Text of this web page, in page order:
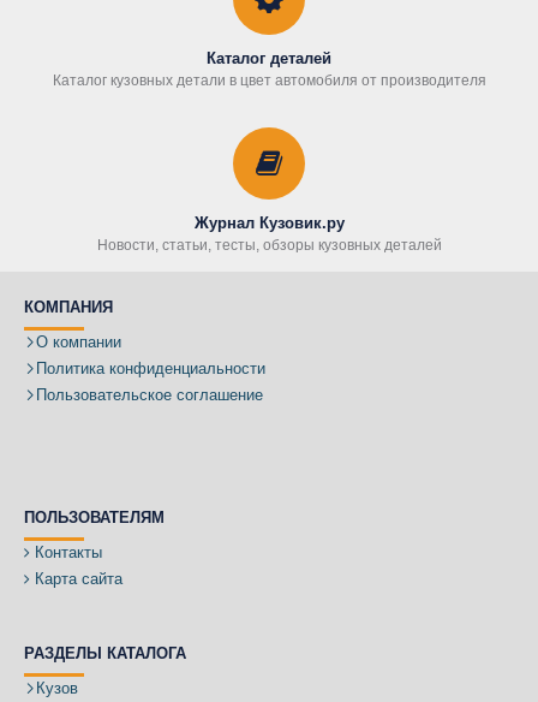
Каталог деталей
Каталог кузовных детали в цвет автомобиля от производителя
Журнал Кузовик.ру
Новости, статьи, тесты, обзоры кузовных деталей
КОМПАНИЯ
О компании
Политика конфиденциальности
Пользовательское соглашение
ПОЛЬЗОВАТЕЛЯМ
Контакты
Карта сайта
РАЗДЕЛЫ КАТАЛОГА
Кузов